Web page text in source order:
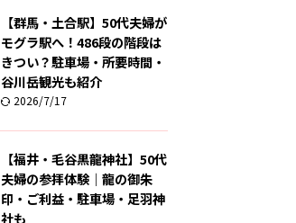
【群馬・土合駅】50代夫婦が
モグラ駅へ！486段の階段は
きつい？駐車場・所要時間・
谷川岳観光も紹介
2026/7/17
【福井・毛谷黒龍神社】50代
夫婦の参拝体験｜龍の御朱
印・ご利益・駐車場・足羽神
社も